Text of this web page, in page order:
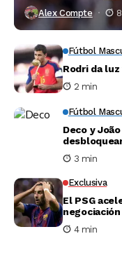
Alex Compte
Fútbol
Rodri da
2 min
Fútbol
Deco y
3 min
Exclusiva
El PSG
4 min